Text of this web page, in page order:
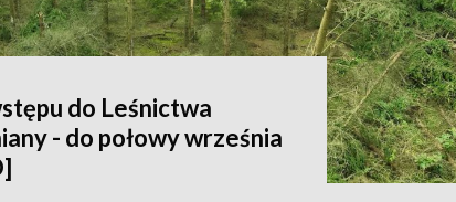
do Leśnictwa
- do połowy września